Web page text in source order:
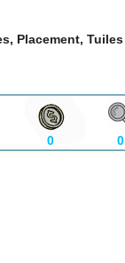
Placement, Tuiles
0 0